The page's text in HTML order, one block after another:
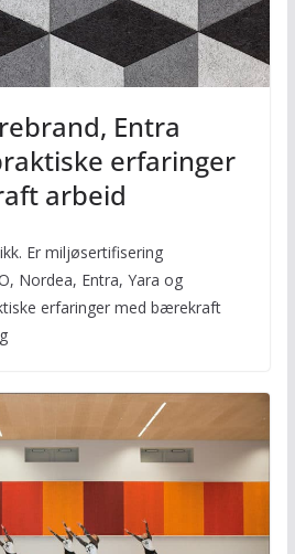
Entra
erfaringer
arbeid
Er miljøsertifisering
Nordea, Entra, Yara og
erfaringer med bærekraft